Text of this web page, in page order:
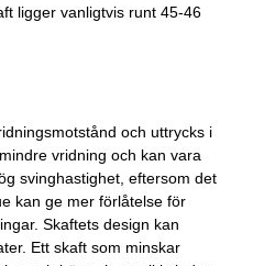
ligger vanligtvis runt 45-46
och uttrycks i
vridning och kan vara
svinghastighet, eftersom det
kan ge mer förlåtelse för
Skaftets design kan
Ett skaft som minskar